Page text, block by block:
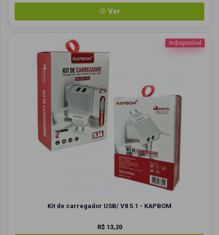
Ver
Indisponível
Kit de carregador USB/ V8 5.1 - KAPBOM
R$ 13,20